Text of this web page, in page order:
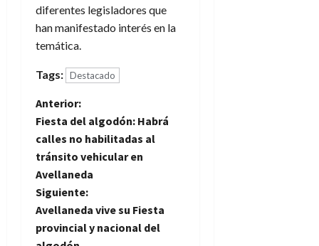
diferentes legisladores que
han manifestado interés en la
temática.
Tags: Destacado
N
a
v
e
g
Anterior:
Fiesta del algodón: Habrá
calles no habilitadas al
tránsito vehicular en
Avellaneda
Siguiente:
Avellaneda vive su Fiesta
provincial y nacional del